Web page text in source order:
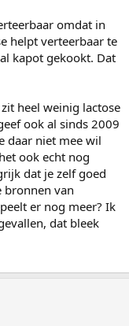
omdat in
helpt verteerbaar te
kapot gekookt. Dat
heel weinig lactose
ook al sinds 2009
daar niet mee wil
ook echt nog
dat je zelf goed
bronnen van
er nog meer? Ik
dat bleek